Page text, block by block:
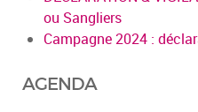
ou Sangliers
Campagne 2024 :
AGENDA